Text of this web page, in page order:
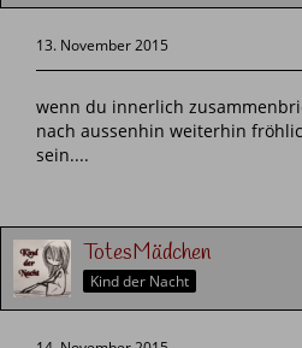
13. November 2015
wenn du innerlich
nach aussenhin weiterhin
sein....
TotesMädchen
Kind der Nacht